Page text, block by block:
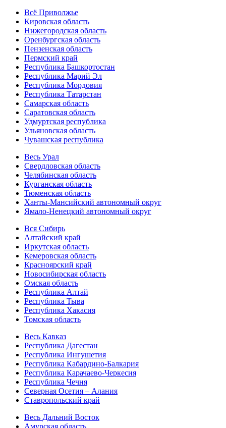
Всё Приволжье
Кировская область
Нижегородская область
Оренбургская область
Пензенская область
Пермский край
Республика Башкортостан
Республика Марий Эл
Республика Мордовия
Республика Татарстан
Самарская область
Саратовская область
Удмуртская республика
Ульяновская область
Чувашская республика
Весь Урал
Свердловская область
Челябинская область
Курганская область
Тюменская область
Ханты-Мансийский автономный округ
Ямало-Ненецкий автономный округ
Вся Сибирь
Алтайский край
Иркутская область
Кемеровская область
Красноярский край
Новосибирская область
Омская область
Республика Алтай
Республика Тыва
Республика Хакасия
Томская область
Весь Кавказ
Республика Дагестан
Республика Ингушетия
Республика Кабардино-Балкария
Республика Карачаево-Черкесия
Республика Чечня
Северная Осетия – Алания
Ставропольский край
Весь Дальний Восток
Амурская область